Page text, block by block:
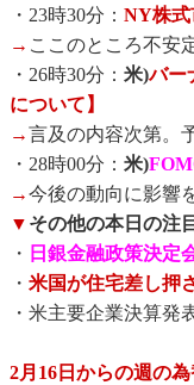
・23時30分： NY株式
→ ここのところ不安
・26時30分： 米)バー
について】
→言及の内容次第。
・28時00分： 米)
→今後の動向に影響
▼ その他の本日の注
・ 日銀金融政策決定
・ 米国が住宅差し押
・米主要企業決算
2月16日からの週の